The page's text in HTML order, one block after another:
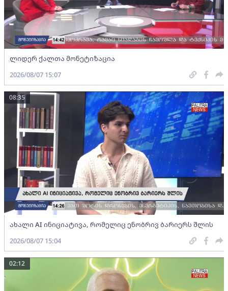
ლიდერ ქალთა მონეტიზაცია
2026/08/07 15:07
ახალი AI ინიციატივა, რომელიც ენობრივ ბარიერს შლის
08:35
2026/08/07 15:04
02:12